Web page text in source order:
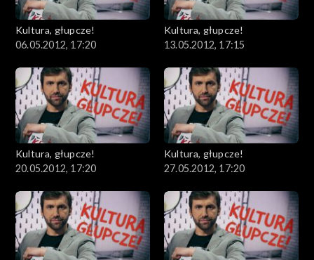
Kultura, głupcze!
06.05.2012, 17:20
Kultura, głupcze!
13.05.2012, 17:15
Kultura, głupcze!
20.05.2012, 17:20
Kultura, głupcze!
27.05.2012, 17:20